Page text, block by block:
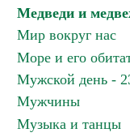
Медведи и
Мир вокруг нас
Море и его
Мужской день -
Мужчины
Музыка и танцы